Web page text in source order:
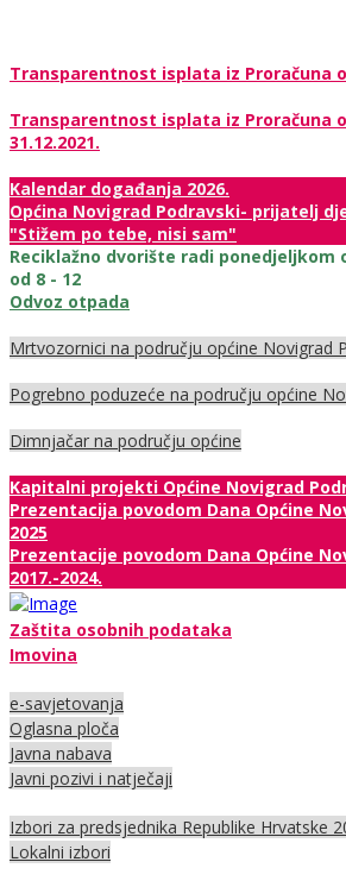
Transparentnost isplata iz Proračuna
Transparentnost isplata iz Proračuna
31.12.2021.
Kalendar događanja 2026.
Općina Novigrad Podravski- prijatelj
"Stižem po tebe, nisi sam"
Reciklažno dvorište radi ponedjeljkom
od 8 - 12
Odvoz otpada
Mrtvozornici na području općine Novigrad
Pogrebno poduzeće na području općine
Dimnjačar na području općine
Kapitalni projekti Općine Novigrad
Prezentacija povodom Dana Općine
2025
Prezentacije povodom Dana Općine
2017.-2024.
Zaštita osobnih podataka
Imovina
e-savjetovanja
Oglasna ploča
Javna nabava
Javni pozivi i natječaji
Izbori za predsjednika Republike Hrvatske
Lokalni izbori